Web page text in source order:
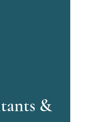
&